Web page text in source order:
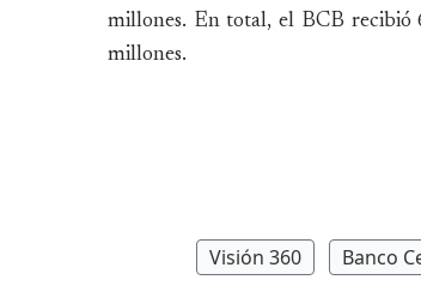
millones. En total, el BCB recibió
millones.
Visión 360 Banco